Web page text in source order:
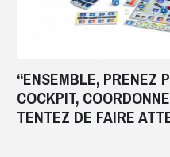
“ENSEMBLE, PRENEZ
COCKPIT,
TENTEZ DE FAIRE